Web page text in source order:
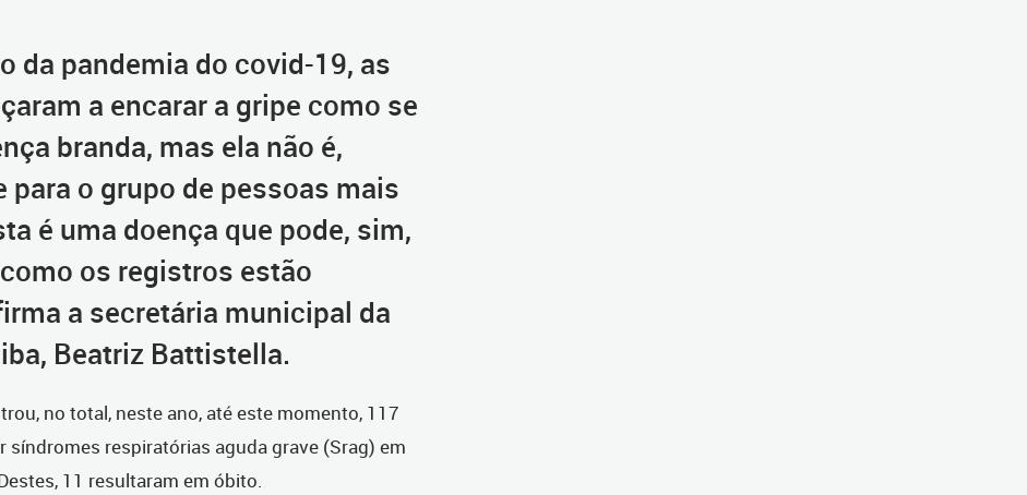
da pandemia do covid-19, as
a encarar a gripe como se
branda, mas ela não é,
o grupo de pessoas mais
é uma doença que pode, sim,
os registros estão
a secretária municipal da
Beatriz Battistella.
no total, neste ano, até este momento, 117
respiratórias aguda grave (Srag) em
11 resultaram em óbito.